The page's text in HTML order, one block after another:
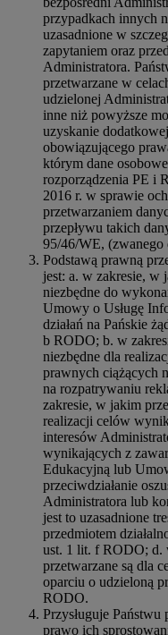
przypadkach innych
uzasadnione w
zapytaniem oraz
Administratora.
przetwarzane w
udzielonej
inne niż powyższe
uzyskanie
obowiązującego
którym dane
rozporządzenia PE i
2016 r. w sprawie
przetwarzaniem
przepływu takich
95/46/WE, (zwanego
Podstawą prawną
jest: a. w zakresie, w
niezbędne do
Umowy o Usługę
działań na Pańskie
b RODO; b. w
niezbędne dla
prawnych ciążących
na rozpatrywaniu
zakresie, w jakim
realizacji celów
interesów
wynikających z
Edukacyjną lub
przeciwdziałanie
Administratora lub
jest to uzasadnione
przedmiotem
ust. 1 lit. f RODO; d.
przetwarzane są dla
oparciu o udzieloną
RODO.
Przysługuje
prawo ich